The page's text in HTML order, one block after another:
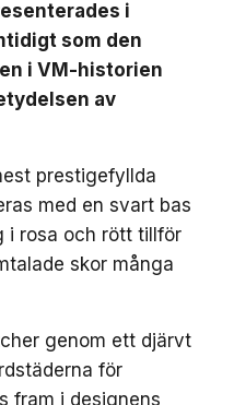
i
som den
i VM-historien
av
prestigefyllda
med en svart bas
i rosa och rött tillför
skor många
genom ett djärvt
för
fram i designens